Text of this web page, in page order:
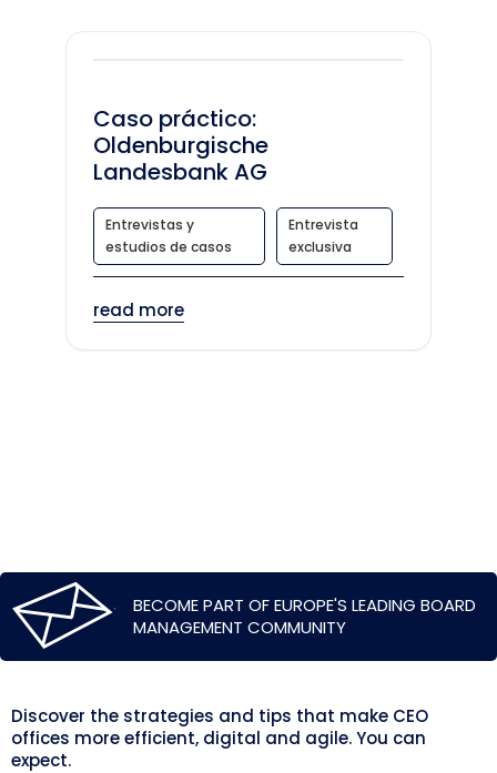
Caso práctico:
Oldenburgische
Landesbank AG
Entrevistas y
estudios de casos
Entrevista
exclusiva
read more
BECOME PART OF EUROPE'S LEADING BOARD
MANAGEMENT COMMUNITY
Discover the strategies and tips that make CEO
offices more efficient, digital and agile. You can
expect.